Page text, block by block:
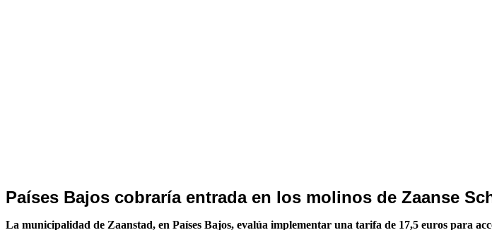
Internacionales
Países Bajos cobraría entrada en los molinos de Zaanse
La municipalidad de Zaanstad, en Países Bajos, evalúa implementar una tarifa de 17,5 euros para